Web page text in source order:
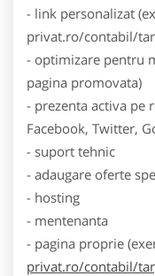
- link personalizat
privat.ro/contabil/
- optimizare pentru
pagina promovata)
- prezenta activa pe
Facebook, Twitter,
- suport tehnic
- adaugare oferte
- hosting
- mentenanta
- pagina proprie
privat.ro/contabil/